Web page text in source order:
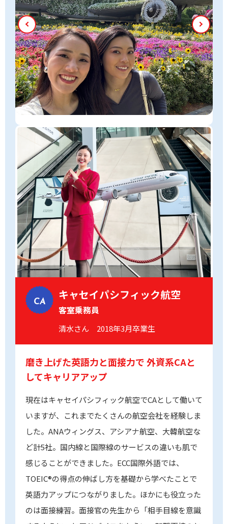
CA
キャセイパシフィック航空
客室乗務員
清水さん 2018年3月卒業生
磨き上げた英語力と面接力で外資系CAと
してキャリアアップ
現在はキャセイパシフィック航空でCAとして働いて
いますが、これまでたくさんの航空会社を経験しま
した。ANAウィングス、アシアナ航空、大韓航空な
ど計5社。国内線と国際線のサービスの違いも肌で
感じることができました。ECC国際外語では、
TOEIC®の得点の伸ばし方を基礎から学べたことで
英語力アップにつながりました。ほかにも役立った
のは面接練習。面接官の先生から「相手目線を意識